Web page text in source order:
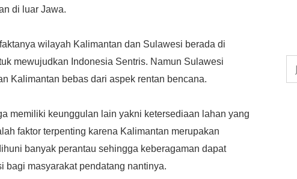
di luar Jawa.
wilayah Kalimantan dan Sulawesi berada di
mewujudkan Indonesia Sentris. Namun Sulawesi
Kalimantan bebas dari aspek rentan bencana.
memiliki keunggulan lain yakni ketersediaan lahan yang
faktor terpenting karena Kalimantan merupakan
banyak perantau sehingga keberagaman dapat
bagi masyarakat pendatang nantinya.